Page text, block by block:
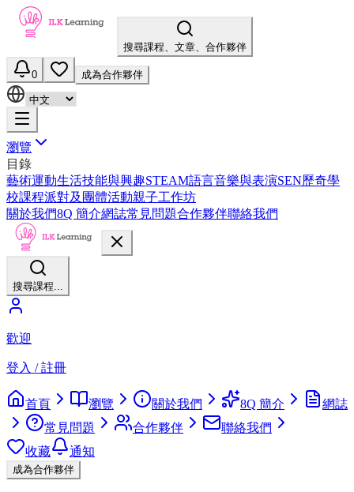
搜尋課程、文章、合作夥伴
0 成為合作夥伴
瀏覽
目錄
藝術運動生活技能與興趣STEAM語言音樂與表演SEN歷奇學
校課程派對及團體活動親子工作坊
關於我們8Q 簡介網誌常見問題合作夥伴聯絡我們
搜尋課程...
歡迎
登入 / 註冊
首頁 瀏覽 關於我們 8Q 簡介
網誌
常見問題
合作夥伴
聯絡我們
收藏
通知
成為合作夥伴